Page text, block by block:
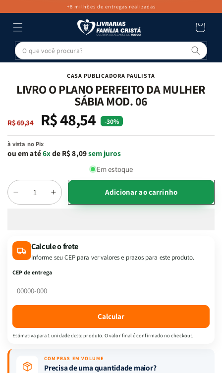
+8 milhões de entregas realizadas
Carrinho
PULAR PARA
CASA PUBLICADORA PAULISTA
LIVRO O PLANO PERFEITO DA MULHER
SÁBIA MOD. 06
Preço
normal
R$ 69,34
Preço
promocional
R$ 48,54 -30%
à vista no Pix
ou em até6xde R$ 8,09sem juros
Em estoque
Quantidade
Diminuir
a
O
PLANO
PERFEITO
MULHER
Aumentar
a
O
PLANO
Adicionar ao carrinho
Calcule o frete
Informe seu CEP para ver valores e prazos para este produto.
CEP de entrega
Calcular
Estimativa para 1 unidade deste produto. O valor final é confirmado no checkout.
COMPRAS EM VOLUME
Precisa de uma quantidade maior?